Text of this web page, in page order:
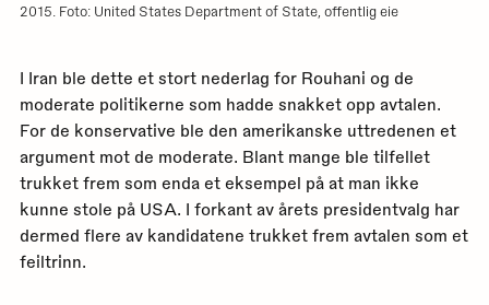
2015. Foto: United States Department of State, offentlig eie
I Iran ble dette et stort nederlag for Rouhani og de
moderate politikerne som hadde snakket opp avtalen.
For de konservative ble den amerikanske uttredenen et
argument mot de moderate. Blant mange ble tilfellet
trukket frem som enda et eksempel på at man ikke
kunne stole på USA. I forkant av årets presidentvalg har
dermed flere av kandidatene trukket frem avtalen som et
feiltrinn.